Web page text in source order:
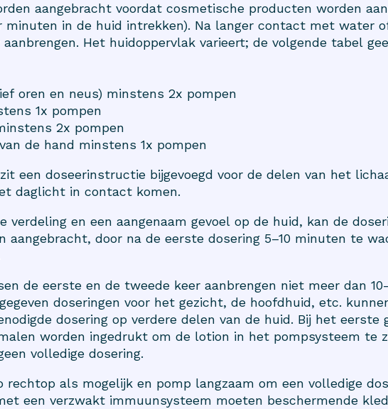
aangebracht voordat cosmetische producten worden
minuten in de huid intrekken). Na langer contact met water
Het huidoppervlak varieert; de volgende tabel
oren en neus) minstens 2x pompen
1x pompen
2x pompen
de hand minstens 1x pompen
een doseerinstructie bijgevoegd voor de delen van het
daglicht in contact komen.
verdeling en een aangenaam gevoel op de huid, kan de
aangebracht, door na de eerste dosering 5–10 minuten te
de eerste en de tweede keer aanbrengen niet meer dan
doseringen voor het gezicht, de hoofdhuid, etc.
dosering op verdere delen van de huid. Bij het eerste
worden ingedrukt om de lotion in het pompsysteem te
volledige dosering.
rechtop als mogelijk en pomp langzaam om een volledige
een verzwakt immuunsysteem moeten beschermende